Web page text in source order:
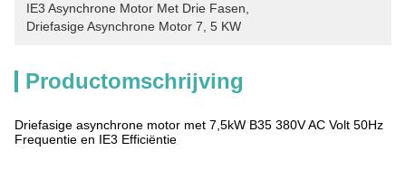
IE3 Asynchrone Motor Met Drie Fasen
Driefasige Asynchrone Motor 7 5 KW
Productomschrijving
Driefasige asynchrone motor met 7,5kW B35 380V AC Volt 50Hz
Frequentie en IE3 Efficiëntie